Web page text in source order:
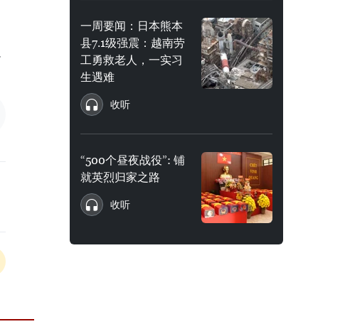
一周要闻：日本熊本
县7.1级强震：越南劳
工勇救老人，一实习
生遇难
收听
“500个昼夜战役”: 铺
就英烈归家之路
收听